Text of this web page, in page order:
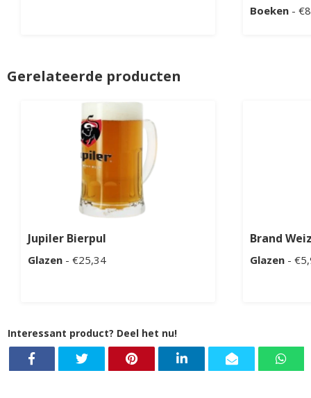
Boeken -
Gerelateerde producten
Jupiler Bierpul
Glazen - €25,34
Brand
Glazen -
Interessant product? Deel het nu!